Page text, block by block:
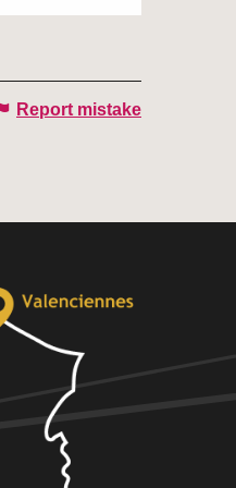
Report mistake